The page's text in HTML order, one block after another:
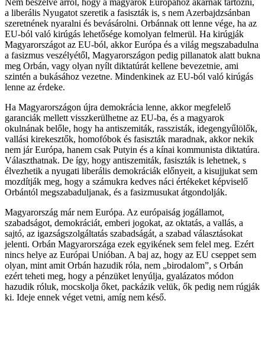
a liberális Nyugatot szeretik a fasiszták is, s nem Azerbajdzsánban
szeretnének nyaralni és bevásárolni. Orbánnak ott lenne vége, ha az
EU-ból való kirúgás lehetősége komolyan felmerül. Ha kirúgják
Magyarországot az EU-ból, akkor Európa és a világ megszabadulna
a fasizmus veszélyétől, Magyarországon pedig pillanatok alatt bukna
meg Orbán, vagy olyan nyílt diktatúrát kellene bevezetnie, ami
szintén a bukásához vezetne. Mindenkinek az EU-ból való kirúgás
lenne az érdeke.
Ha Magyarországon újra demokrácia lenne, akkor megfelelő
garanciák mellett visszkerülhetne az EU-ba, és a magyarok
okulnának belőle, hogy ha antiszemiták, rasszisták, idegengyűlölők,
vallási kirekesztők, homofóbok és fasiszták maradnak, akkor nekik
nem jár Európa, hanem csak Putyin és a kínai kommunista diktatúra.
Választhatnak. De így, hogy antiszemiták, fasiszták is lehetnek, s
élvezhetik a nyugati liberális demokráciák előnyeit, a kisujjukat sem
mozdítják meg, hogy a számukra kedves náci értékeket képviselő
Orbántól megszabaduljanak, és a fasizmusukat átgondolják.
Magyarország már nem Európa. Az európaiság jogállamot,
szabadságot, demokráciát, emberi jogokat, az oktatás, a vallás, a
sajtó, az igazságszolgáltatás szabadságát, a szabad választásokat
jelenti. Orbán Magyarországa ezek egyikének sem felel meg. Ezért
nincs helye az Európai Unióban. A baj az, hogy az EU cseppet sem
olyan, mint amit Orbán hazudik róla, nem „birodalom”, s Orbán
ezért teheti meg, hogy a pénzüket lenyúlja, gyalázatos módon
hazudik róluk, mocskolja őket, packázik velük, ők pedig nem rúgják
ki. Ideje ennek véget vetni, amíg nem késő.